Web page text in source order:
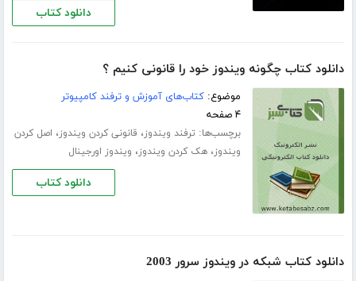
دانلود کتاب
دانلود کتاب چگونه ویندوز خود را قانونی کنیم ؟
موضوع:کتاب‌های آموزش و ترفند کامپیوتر
۴ صفحه
برچسب‌ها: ترفند ویندوز، قانونی کردن ویندوز، اصل کردن
ویندوز،هک کردن ویندوز، ویندوز اورجینال
دانلود کتاب
دانلود کتاب شبکه در ویندوز سرور 2003